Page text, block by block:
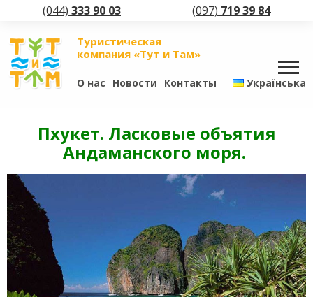
(044) 333 90 03 (097) 719 39 84
Туристическая
компания «Тут и Там»
О нас Новости Контакты Українська
Пхукет. Ласковые объятия
Андаманского моря.